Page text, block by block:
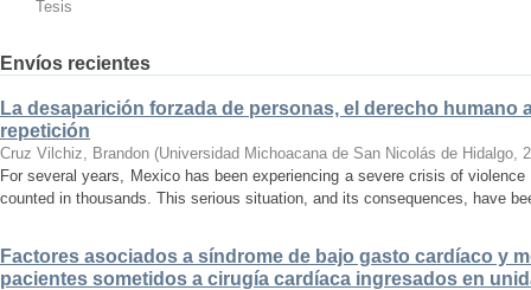
Tesis
Envíos recientes
La desaparición forzada de personas, el derecho humano
repetición
Cruz Vilchiz, Brandon (Universidad Michoacana de San Nicolás de Hidalgo,
For several years, Mexico has been experiencing a severe crisis of
counted in thousands. This serious situation, and its consequences, have
Factores asociados a síndrome de bajo gasto cardíaco y
pacientes sometidos a cirugía cardíaca ingresados en